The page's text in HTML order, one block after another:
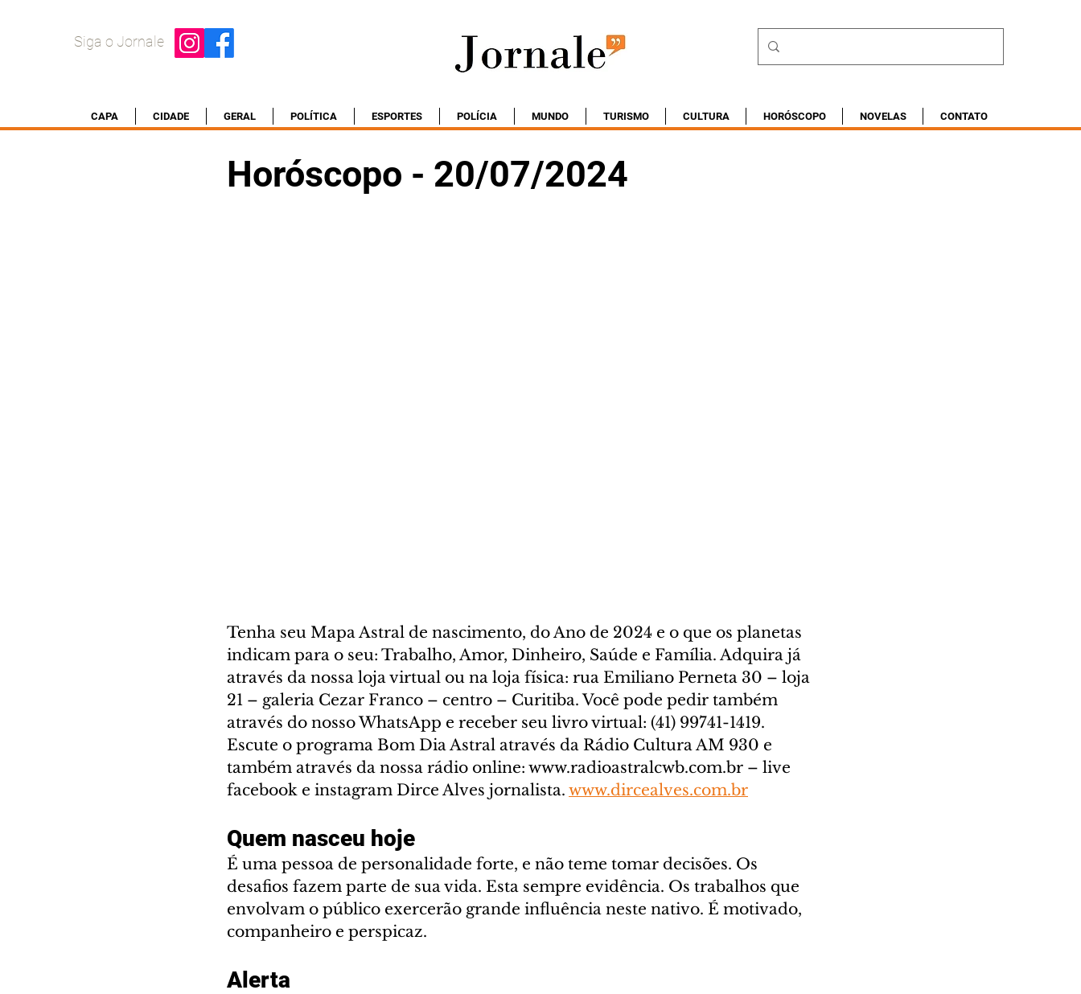
Siga o Jornale
CAPA CIDADE GERAL POLÍTICA ESPORTES POLÍCIA MUNDO TURISMO CULTURA HORÓSCOPO NOVELAS CONTATO
Horóscopo - 20/07/2024
Tenha seu Mapa Astral de nascimento, do Ano de 2024 e o que os planetas
indicam para o seu: Trabalho, Amor, Dinheiro, Saúde e Família. Adquira já
através da nossa loja virtual ou na loja física: rua Emiliano Perneta 30 – loja
21 – galeria Cezar Franco – centro – Curitiba. Você pode pedir também
através do nosso WhatsApp e receber seu livro virtual: (41) 99741-1419.
Escute o programa Bom Dia Astral através da Rádio Cultura AM 930 e
também através da nossa rádio online: www.radioastralcwb.com.br – live
facebook e instagram Dirce Alves jornalista. www.dircealves.com.br
Quem nasceu hoje
É uma pessoa de personalidade forte, e não teme tomar decisões. Os
desafios fazem parte de sua vida. Esta sempre evidência. Os trabalhos que
envolvam o público exercerão grande influência neste nativo. É motivado,
companheiro e perspicaz.
Alerta